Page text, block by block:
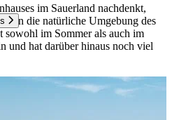
im Sauerland nachdenkt,
die natürliche Umgebung des
sowohl im Sommer als auch im
und hat darüber hinaus noch viel